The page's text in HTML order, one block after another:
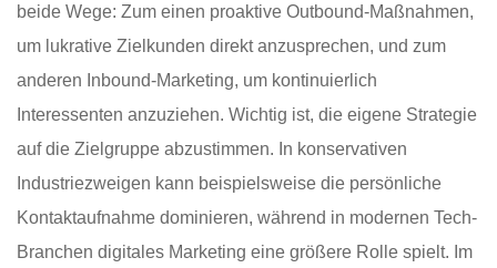
beide Wege: Zum einen proaktive Outbound-Maßnahmen,
um lukrative Zielkunden direkt anzusprechen, und zum
anderen Inbound-Marketing, um kontinuierlich
Interessenten anzuziehen. Wichtig ist, die eigene Strategie
auf die Zielgruppe abzustimmen. In konservativen
Industriezweigen kann beispielsweise die persönliche
Kontaktaufnahme dominieren, während in modernen Tech-
Branchen digitales Marketing eine größere Rolle spielt. Im